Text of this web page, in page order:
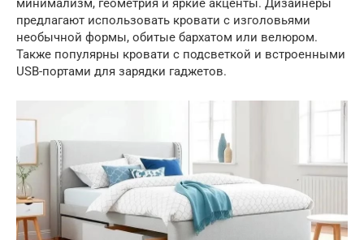
минимализм, геометрия и яркие акценты. Дизайнеры
предлагают использовать кровати с изголовьями
необычной формы, обитые бархатом или велюром.
Также популярны кровати с подсветкой и встроенными
USB-портами для зарядки гаджетов.